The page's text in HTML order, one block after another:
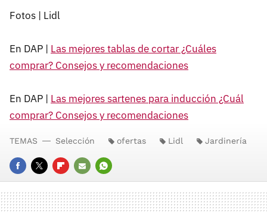
Fotos | Lidl
En DAP | Las mejores tablas de cortar ¿Cuáles
comprar? Consejos y recomendaciones
En DAP | Las mejores sartenes para inducción ¿Cuál
comprar? Consejos y recomendaciones
FACEBOOK
TWITTERFLIPBOARD
E-
MAIL
WHATSAPP
TEMAS Selección ofertas Lidl Jardinería